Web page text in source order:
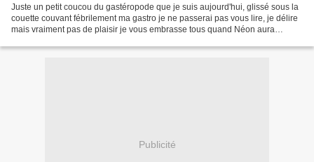
Juste un petit coucou du gastéropode que je suis aujourd'hui, glissé sous la
couette couvant fébrilement ma gastro je ne passerai pas vous lire, je délire
mais vraiment pas de plaisir je vous embrasse tous quand Néon aura
Publicité